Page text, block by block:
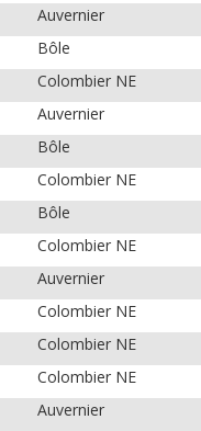
Auvernier
Bôle
Colombier NE
Auvernier
Bôle
Colombier NE
Bôle
Colombier NE
Auvernier
Colombier NE
Colombier NE
Colombier NE
Auvernier